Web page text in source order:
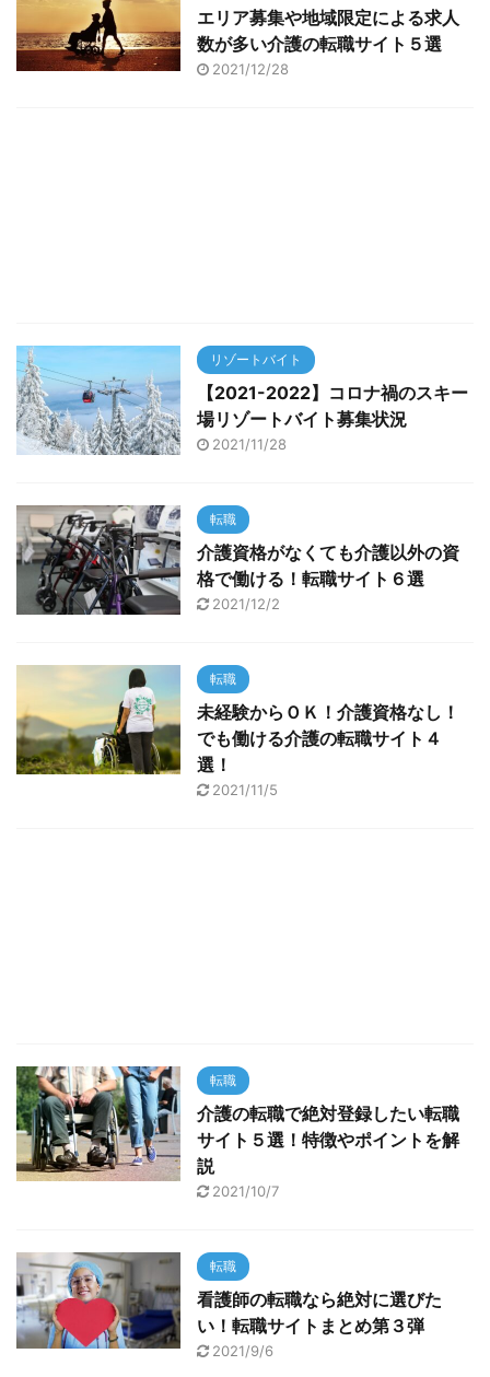
エリア募集や地域限定による求人
数が多い介護の転職サイト５選
2021/12/28
リゾートバイト
【2021-2022】コロナ禍のスキー
場リゾートバイト募集状況
2021/11/28
転職
介護資格がなくても介護以外の資
格で働ける！転職サイト６選
2021/12/2
転職
未経験からＯＫ！介護資格なし！
でも働ける介護の転職サイト４
選！
2021/11/5
転職
介護の転職で絶対登録したい転職
サイト５選！特徴やポイントを解
説
2021/10/7
転職
看護師の転職なら絶対に選びた
い！転職サイトまとめ第３弾
2021/9/6